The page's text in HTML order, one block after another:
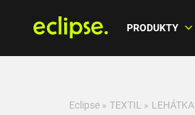
PRODUKTY
Eclipse » TEXTIL » LEHÁTKA